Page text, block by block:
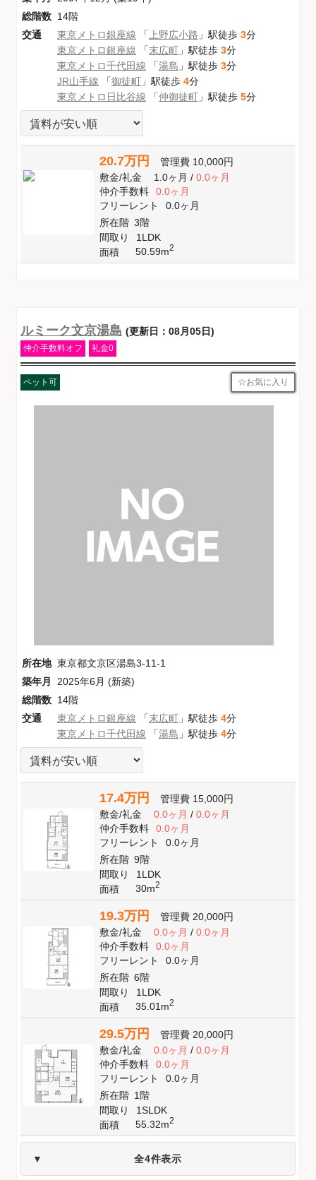
総階数 14階
交通
東京メトロ銀座線 「 上野広小路 」駅徒歩 3分
東京メトロ銀座線 「末広町 」駅徒歩 3分
東京メトロ千代田線 「湯島 」駅徒歩 3分
JR山手線 「御徒町 」駅徒歩 4分
東京メトロ日比谷線 「仲御徒町 」駅徒歩 5分
20.7万円 管理費 10,000円
敷金/礼金 1.0ヶ月/ 0.0ヶ月
仲介手数料
0.0ヶ月
フリーレント
0.0ヶ月
所在階 3階
間取り
1LDK
面積
50.59m2
ルミーク文京湯島 (更新日：08月05日)
仲介手数料オフ 礼金0
ペット可 お気に入り
所在地 東京都文京区湯島3-11-1
築年月
2025年6月 (新築)
総階数 14階
交通
東京メトロ銀座線 「末広町 」駅徒歩 4分
東京メトロ千代田線 「湯島 」駅徒歩 4分
17.4万円 管理費 15,000円
敷金/礼金 0.0ヶ月/ 0.0ヶ月
仲介手数料
0.0ヶ月
フリーレント
0.0ヶ月
所在階 9階
間取り
1LDK
面積
30m2
19.3万円 管理費 20,000円
敷金/礼金 0.0ヶ月/ 0.0ヶ月
仲介手数料
0.0ヶ月
フリーレント
0.0ヶ月
所在階 6階
間取り
1LDK
面積
35.01m2
29.5万円 管理費 20,000円
敷金/礼金 0.0ヶ月/ 0.0ヶ月
仲介手数料
0.0ヶ月
フリーレント
0.0ヶ月
所在階 1階
間取り
1SLDK
面積
55.32m2
全4件表示